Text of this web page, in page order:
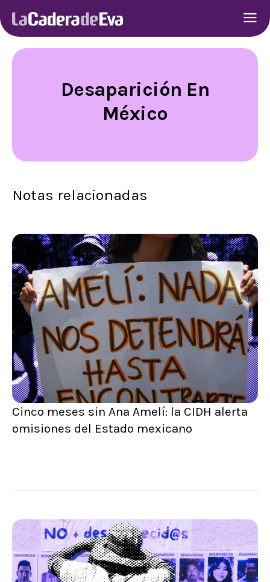
Desaparición En
México
Notas relacionadas
Cinco meses sin Ana Amelí: la CIDH alerta
omisiones del Estado mexicano